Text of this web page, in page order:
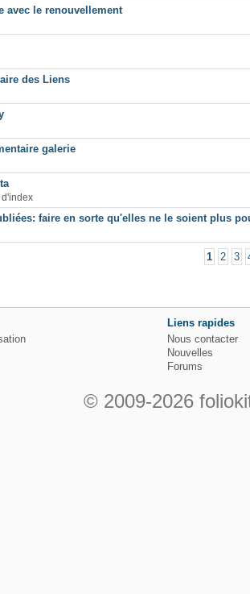
avec le renouvellement
des Liens
galerie
d'index
faire en sorte qu'elles ne le soient plus
1 2 3
Liens rapides
Nous contacter
Nouvelles
Forums
© 2009-2026